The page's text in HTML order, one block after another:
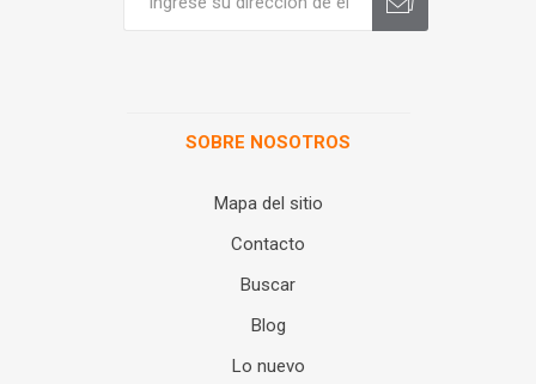
SOBRE NOSOTROS
Mapa del sitio
Contacto
Buscar
Blog
Lo nuevo